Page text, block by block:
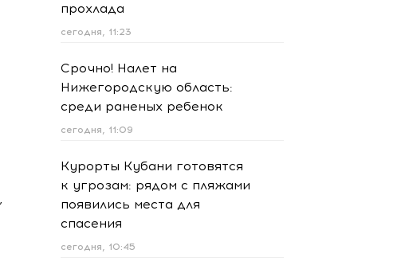
прохлада
сегодня, 11:23
Срочно! Налет на
Нижегородскую область:
среди раненых ребенок
сегодня, 11:09
Курорты Кубани готовятся
к угрозам: рядом с пляжами
появились места для
спасения
сегодня, 10:45